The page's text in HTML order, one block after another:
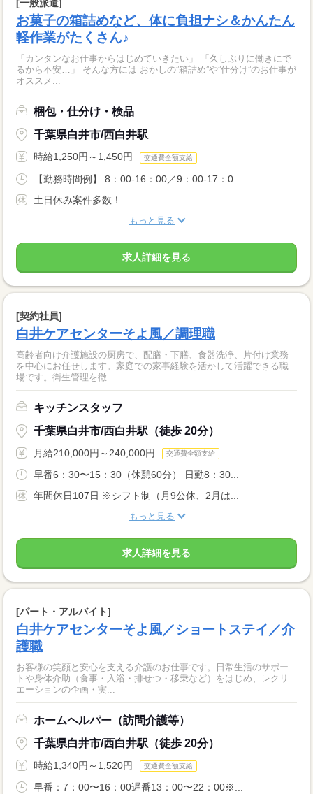
[一般派遣]
お菓子の箱詰めなど、体に負担ナシ＆かんたん
軽作業がたくさん♪
「カンタンなお仕事からはじめていきたい」 「久しぶりに働きにで
るから不安…」 そんな方には おかしの”箱詰め”や”仕分け”のお仕事が
オススメ...
梱包・仕分け・検品
千葉県白井市/西白井駅
時給1,250円～1,450円 交通費全額支給
【勤務時間例】 8：00-16：00／9：00-17：0...
土日休み案件多数！
もっと見る
求人詳細を見る
[契約社員]
白井ケアセンターそよ風／調理職
高齢者向け介護施設の厨房で、配膳・下膳、食器洗浄、片付け業務
を中心にお任せします。家庭での家事経験を活かして活躍できる職
場です。衛生管理を徹...
キッチンスタッフ
千葉県白井市/西白井駅（徒歩 20分）
月給210,000円～240,000円 交通費全額支給
早番6：30〜15：30（休憩60分） 日勤8：30...
年間休日107日 ※シフト制（月9公休、2月は...
もっと見る
求人詳細を見る
[パート・アルバイト]
白井ケアセンターそよ風／ショートステイ／介
護職
お客様の笑顔と安心を支える介護のお仕事です。日常生活のサポー
トや身体介助（食事・入浴・排せつ・移乗など）をはじめ、レクリ
エーションの企画・実...
ホームヘルパー（訪問介護等）
千葉県白井市/西白井駅（徒歩 20分）
時給1,340円～1,520円 交通費全額支給
早番：7：00〜16：00遅番13：00〜22：00※...